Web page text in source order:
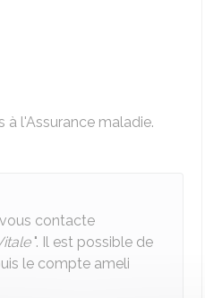
l'Assurance maladie.
contacte
". Il est possible de
le compte ameli